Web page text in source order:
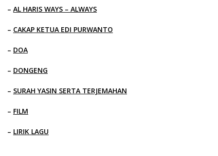
– AL HARIS WAYS – ALWAYS
– CAKAP KETUA EDI PURWANTO
– DOA
– DONGENG
– SURAH YASIN SERTA TERJEMAHAN
– FILM
– LIRIK LAGU